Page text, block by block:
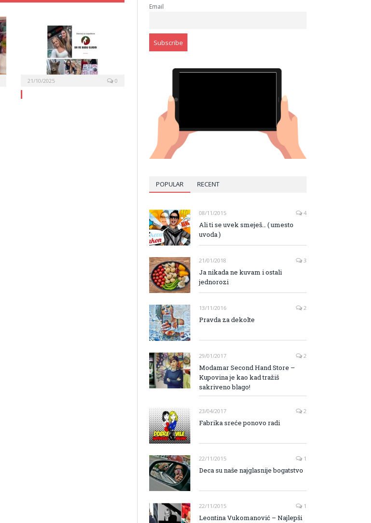
21/10/2025 0
Email
POPULAR RECENT
08/11/2015 4
Ali ti se uvek smeješ… ( umesto
uvoda )
21/01/2018 3
Ja nikada ne kuvam i ostali
jednorozi
13/11/2016 2
Pravda za dekolte
29/01/2017 2
Modamar Second Hand Store –
Kupovina je kao kad tražiš
sakriveno blago!
23/04/2017 2
Fabrika sreće ponovo radi
22/11/2015 1
Deca su naše najglasnije bogatstvo
22/11/2015 1
Leontina Vukomanović – Najlepši